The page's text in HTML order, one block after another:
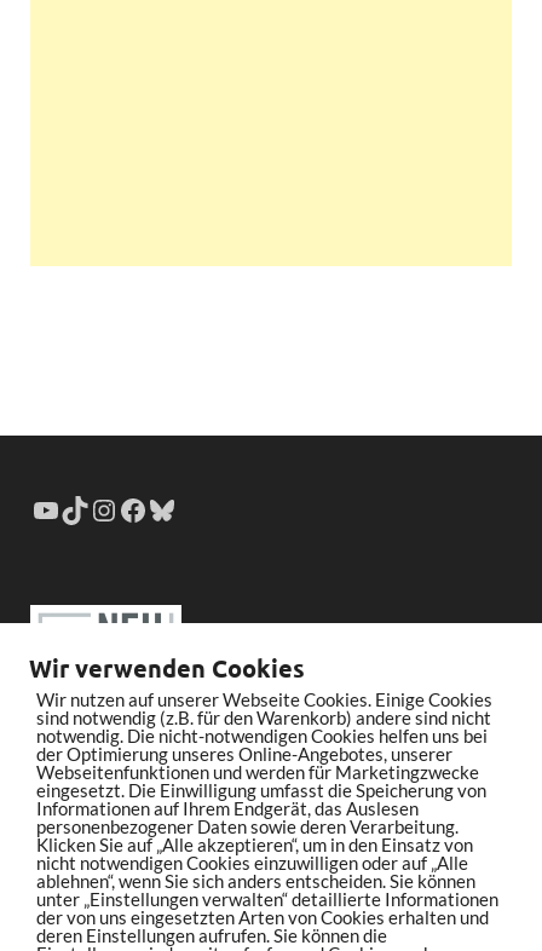
Wir verwenden Cookies
Wir nutzen auf unserer Webseite Cookies. Einige Cookies
sind notwendig (z.B. für den Warenkorb) andere sind nicht
notwendig. Die nicht-notwendigen Cookies helfen uns bei
der Optimierung unseres Online-Angebotes, unserer
Webseitenfunktionen und werden für Marketingzwecke
eingesetzt. Die Einwilligung umfasst die Speicherung von
Informationen auf Ihrem Endgerät, das Auslesen
personenbezogener Daten sowie deren Verarbeitung.
Klicken Sie auf „Alle akzeptieren“, um in den Einsatz von
nicht notwendigen Cookies einzuwilligen oder auf „Alle
ablehnen“, wenn Sie sich anders entscheiden. Sie können
unter „Einstellungen verwalten“ detaillierte Informationen
der von uns eingesetzten Arten von Cookies erhalten und
deren Einstellungen aufrufen. Sie können die